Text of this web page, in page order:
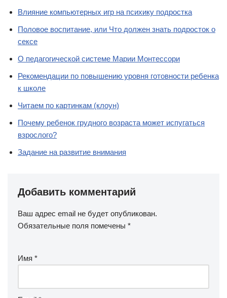
Влияние компьютерных игр на психику подростка
Половое воспитание, или Что должен знать подросток о
сексе
О педагогической системе Марии Монтессори
Рекомендации по повышению уровня готовности ребенка
к школе
Читаем по картинкам (клоун)
Почему ребенок грудного возраста может испугаться
взрослого?
Задание на развитие внимания
Добавить комментарий
Ваш адрес email не будет опубликован.
Обязательные поля помечены *
Имя *